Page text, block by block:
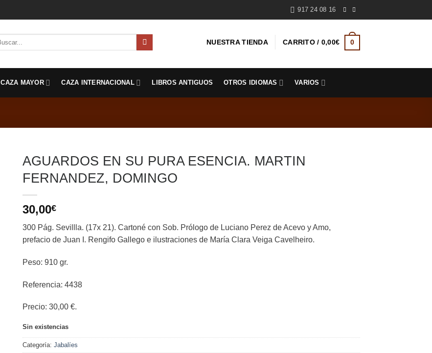
917 24 08 16
NUESTRA TIENDA CARRITO / 0,00€ 0
CAZA MAYOR CAZA INTERNACIONAL LIBROS ANTIGUOS OTROS IDIOMAS VARIOS
AGUARDOS EN SU PURA ESENCIA. MARTIN
FERNANDEZ, DOMINGO
30,00€
300 Pág. Sevillla. (17x 21). Cartoné con Sob. Prólogo de Luciano Perez de Acevo y Amo,
prefacio de Juan I. Rengifo Gallego e ilustraciones de María Clara Veiga Cavelheiro.
Peso: 910 gr.
Referencia: 4438
Precio: 30,00 €.
Sin existencias
Categoría: Jabalíes